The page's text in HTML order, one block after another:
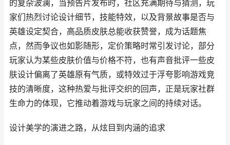
的复杂波澜，当预告片发布时，社区充满期待与猜测，玩
家们热烈讨论设计细节，技能特效，以及背景故事是否与
英雄设定契合，高品质皮肤总能收获赞誉，成为话题焦
点，然而争议也如影随形，定价策略时常引发讨论，部分
玩家认为某些皮肤价值与价格不符，也有声音批评一些皮
肤设计偏离了英雄原有气质，或特效过于浮夸影响游戏竞
技的清晰度，这种热爱与批评交织的回声，正是玩家社群
生命力的体现，它推动着游戏与玩家之间的持续对话。
设计美学的演进之路，从炫目到内涵的追求